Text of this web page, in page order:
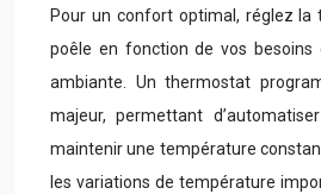
Pour un confort optimal, réglez la
poêle en fonction de vos
ambiante. Un thermostat
majeur, permettant
maintenir une température
les variations de température